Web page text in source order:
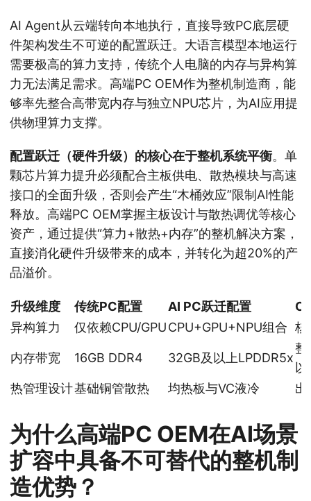
AI Agent从云端转向本地执行，直接导致PC底层硬
件架构发生不可逆的配置跃迁。大语言模型本地运行
需要极高的算力支持，传统个人电脑的内存与异构算
力无法满足需求。高端PC OEM作为整机制造商，能
够率先整合高带宽内存与独立NPU芯片，为AI应用提
供物理算力支撑。
配置跃迁（硬件升级）的核心在于整机系统平衡。单
颗芯片算力提升必须配合主板供电、散热模块与高速
接口的全面升级，否则会产生“木桶效应”限制AI性能
释放。高端PC OEM掌握主板设计与散热调优等核心
资产，通过提供“算力+散热+内存”的整机解决方案，
直接消化硬件升级带来的成本，并转化为超20%的产
品溢价。
升级维度 传统PC配置 AI PC跃迁配置
异构算力
仅依赖CPU/GPUCPU+GPU+NPU组合 核
内存带宽 16GB DDR4 32GB及以上LPDDR5x
整
以
热管理设计基础铜管散热 均热板与VC液冷 出
为什么高端PC OEM在AI场景
扩容中具备不可替代的整机制
造优势？